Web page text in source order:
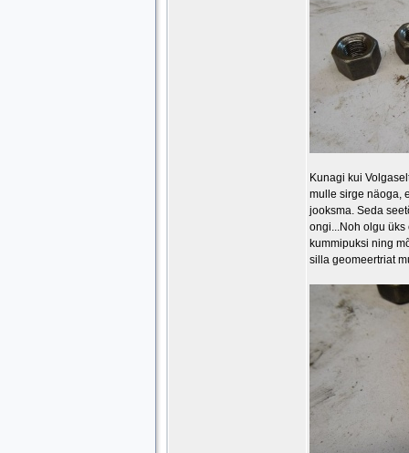
Kunagi kui
mulle sirge näoga,
jooksma. Seda
ongi...Noh olgu üks
kummipuksi ning
silla geomeertriat